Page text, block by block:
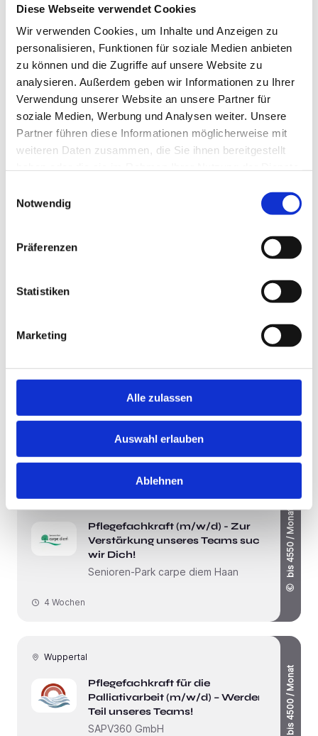
Diese Webseite verwendet Cookies
Wir verwenden Cookies, um Inhalte und Anzeigen zu
personalisieren, Funktionen für soziale Medien anbieten
zu können und die Zugriffe auf unsere Website zu
analysieren. Außerdem geben wir Informationen zu Ihrer
Verwendung unserer Website an unsere Partner für
soziale Medien, Werbung und Analysen weiter. Unsere
Partner führen diese Informationen möglicherweise mit
weiteren Daten zusammen, die Sie ihnen bereitgestellt
Notwendig
Präferenzen
Statistiken
Marketing
Alle zulassen
Auswahl erlauben
Ablehnen
Neu! Solingen
Pflegefachpersonen (m/w/d) für
Allgemeine Psychiatrie - Wir freuen
uns auf Sie!
LVR-Klinik Solingen
Neu!
5 Tagen
Ergotherapeut Tagesgestaltende
Lindlar
Pflegefachkraft (m/w/d)
Geisler Care Services GmbH
bis 58700 / Jahr
Haan
Pflegefachkraft (m/w/d) - Zur
Verstärkung unseres Teams suchen
wir Dich!
Senioren-Park carpe diem Haan
bis 4550 / Monat
4 Wochen
Wuppertal
Pflegefachkraft für die
Palliativarbeit (m/w/d) – Werden Sie
Teil unseres Teams!
SAPV360 GmbH
bis 4500 / Monat